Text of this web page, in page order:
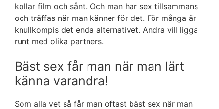
kollar film och sånt. Och man har sex tillsammans
och träffas när man känner för det. För många är
knullkompis det enda alternativet. Andra vill ligga
runt med olika partners.
Bäst sex får man när man lärt
känna varandra!
Som alla vet så får man oftast bäst sex när man